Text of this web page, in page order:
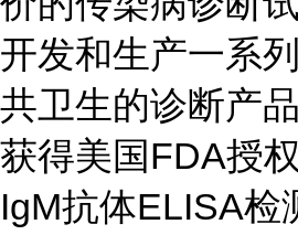
开发和生产一系
共卫生的诊断产
获得美国FDA授
IgM抗体ELISA检